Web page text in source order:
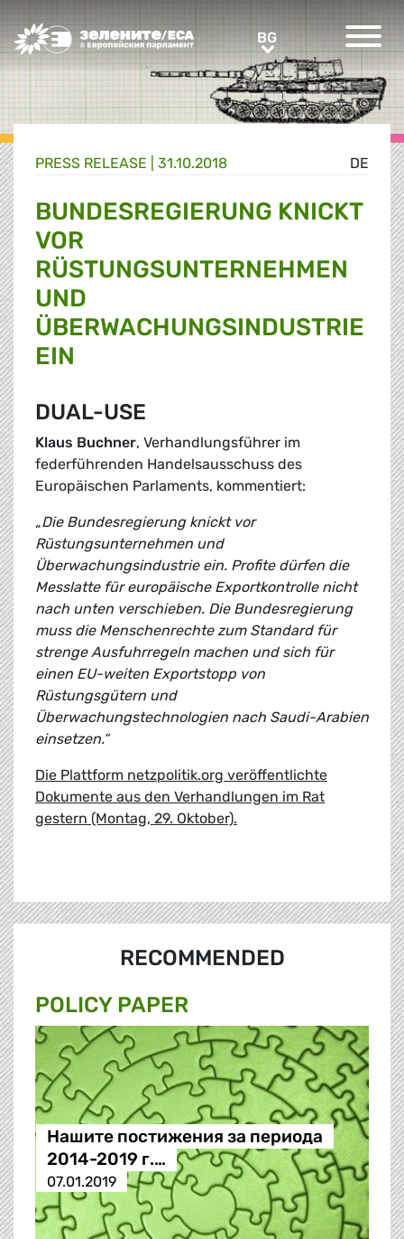
Greens/EFA Home BGBG
DE
PRESS RELEASE | 31.10.2018
BUNDESREGIERUNG KNICKT
VOR
RÜSTUNGSUNTERNEHMEN
UND
ÜBERWACHUNGSINDUSTRIE
EIN
DUAL-USE
Klaus Buchner, Verhandlungsführer im
federführenden Handelsausschuss des
Europäischen Parlaments, kommentiert:
„Die Bundesregierung knickt vor
Rüstungsunternehmen und
Überwachungsindustrie ein. Profite dürfen die
Messlatte für europäische Exportkontrolle nicht
nach unten verschieben. Die Bundesregierung
muss die Menschenrechte zum Standard für
strenge Ausfuhrregeln machen und sich für
einen EU-weiten Exportstopp von
Rüstungsgütern und
Überwachungstechnologien nach Saudi-Arabien
einsetzen.“
Die Plattform netzpolitik.org veröffentlichte
Dokumente aus den Verhandlungen im Rat
gestern (Montag, 29. Oktober).
RECOMMENDED
POLICY PAPER
Нашите постижения за периода
2014-2019 г.…
07.01.2019